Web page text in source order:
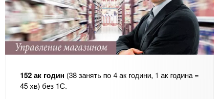
152 ак годин (38 занять по 4 ак години, 1 ак година =
45 хв) без 1С.